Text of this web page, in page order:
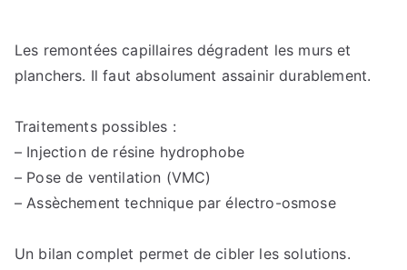
Les remontées capillaires dégradent les murs et
planchers. Il faut absolument assainir durablement.
Traitements possibles :
– Injection de résine hydrophobe
– Pose de ventilation (VMC)
– Assèchement technique par électro-osmose
Un bilan complet permet de cibler les solutions.